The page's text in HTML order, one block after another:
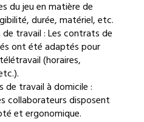
du jeu en matière de
durée, matériel, etc.
travail : Les contrats de
ont été adaptés pour
(horaires,
de travail à domicile :
collaborateurs disposent
et ergonomique.